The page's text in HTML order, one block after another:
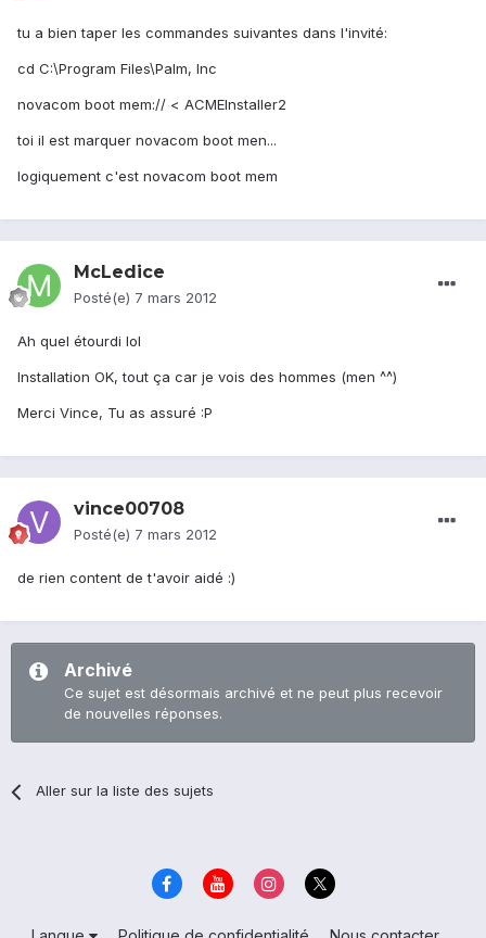
tu a bien taper les commandes suivantes dans l'invité:
cd C:\Program Files\Palm, Inc
novacom boot mem:// < ACMEInstaller2
toi il est marquer novacom boot men...
logiquement c'est novacom boot mem
McLedice
Posté(e) 7 mars 2012
Ah quel étourdi lol
Installation OK, tout ça car je vois des hommes (men ^^)
Merci Vince, Tu as assuré :P
vince00708
Posté(e) 7 mars 2012
de rien content de t'avoir aidé :)
Archivé
Ce sujet est désormais archivé et ne peut plus recevoir
de nouvelles réponses.
Aller sur la liste des sujets